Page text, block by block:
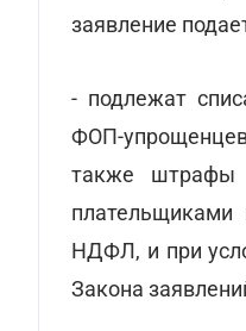
заявление
- подлежат
ФОП-
также штрафы
НДФЛ, и при
Закона